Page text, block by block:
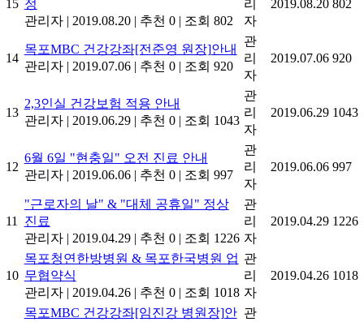
15 정
관리자 | 2019.08.20 | 추천 0 | 조회 802
리
자
2019.08.20 802
14
목포MBC 건강강좌[전준영 원장]안내
관리자 | 2019.07.06 | 추천 0 | 조회 920
관
리
자
2019.07.06 920
13
2,3인실 건강보험 적용 안내
관리자 | 2019.06.29 | 추천 0 | 조회 1043
관
리
자
2019.06.29 1043
12
6월 6일 "현충일" 오전 진료 안내
관리자 | 2019.06.06 | 추천 0 | 조회 997
관
리
자
2019.06.06 997
11
"근로자의 날" & "대체 공휴일" 정상
진료
관리자 | 2019.04.29 | 추천 0 | 조회 1226
관
리
자
2019.04.29 1226
10
목포청연한방병원 & 목포한국병원 업
무협약식
관리자 | 2019.04.26 | 추천 0 | 조회 1018
관
리
자
2019.04.26 1018
목포MBC 건강강좌[임진강 병원장]안 관